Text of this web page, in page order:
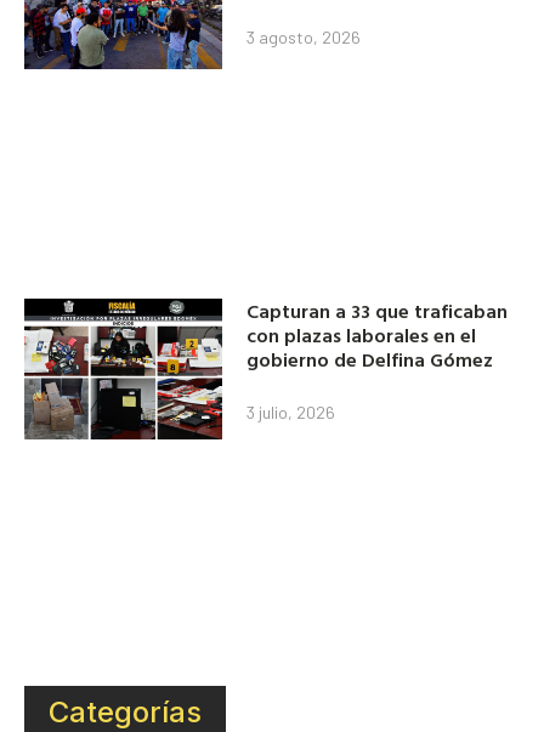
3 agosto, 2026
Capturan a 33 que traficaban
con plazas laborales en el
gobierno de Delfina Gómez
3 julio, 2026
Categorías